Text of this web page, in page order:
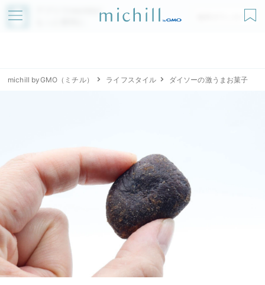
アプリでmichillが
無料ダウンロード
michill byGMO（ミチル） ライフスタイル ダイソーの激うまお菓子